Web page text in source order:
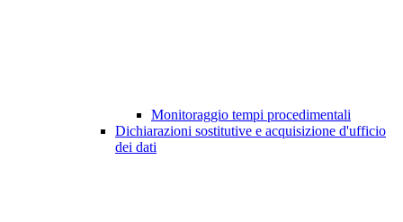
Monitoraggio tempi procedimentali
Dichiarazioni sostitutive e acquisizione d'ufficio
dei dati